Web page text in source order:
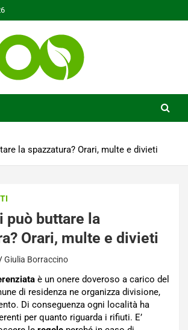
la spazzatura? Orari, multe e divieti
può buttare la
Orari, multe e divieti
Giulia Borraccino
è un onere doveroso a carico del
di residenza ne organizza divisione,
Di conseguenza ogni località ha
per quanto riguarda i rifiuti. E’